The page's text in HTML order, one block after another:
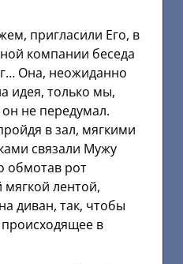
пригласили Его, в
компании беседа
Она, неожиданно
идея, только мы,
не передумал.
в зал, мягкими
связали Мужу
обмотав рот
лентой,
диван, так, чтобы
в